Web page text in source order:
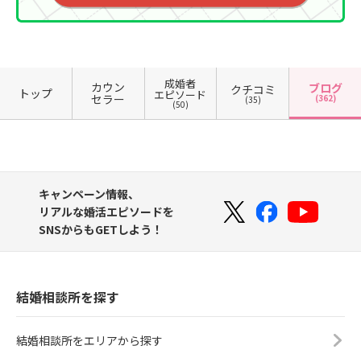
トップ カウン
セラー
成婚者
エピソード
(50)
クチコミ
(35)
ブログ
(362)
キャンペーン情報、
リアルな婚活エピソードを
SNSからもGETしよう！
結婚相談所を探す
結婚相談所をエリアから探す